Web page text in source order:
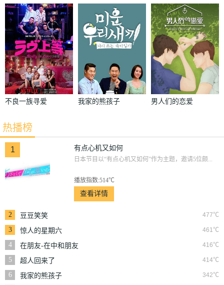
和朋友们
不良一族寻爱
我家的熊孩子 男人们的恋爱
热播榜
1 有点心机又如何
日本节目以“有点心机又如何”作为主题，邀请5位颇...
播放指数:514℃
查看详情
2 477℃
豆豆笑笑
3
461℃
惊人的星期六
4
416℃
在朋友-在中和朋友
们
5 414℃
超人回来了
6
342℃
我家的熊孩子